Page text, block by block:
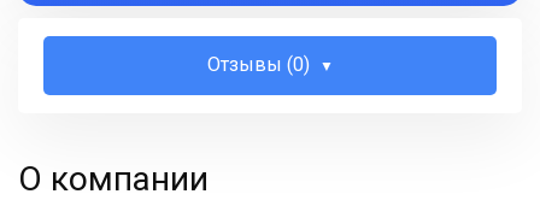
Отзывы (0)
О компании